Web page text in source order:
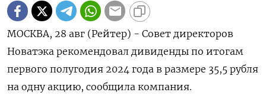
МОСКВА, 28 авг (Рейтер) - Совет директоров
Новатэка рекомендовал дивиденды по итогам
первого полугодия 2024 года в размере 35,5 рубля
на одну акцию, сообщила компания.